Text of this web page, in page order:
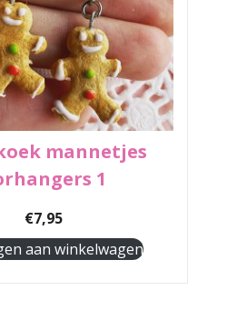
mannetjes
1
€7,95
aan winkelwagen